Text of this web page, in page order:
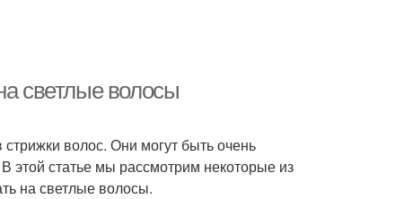
светлые волосы
волос. Они могут быть очень
этой статье мы рассмотрим некоторые из
на светлые волосы.